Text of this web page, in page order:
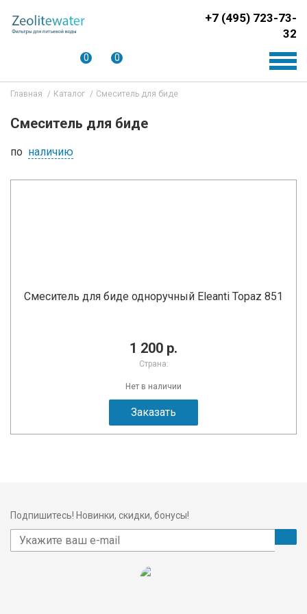
+7 (495) 723-73-
32
0 0
Главная Каталог Смеситель для биде
Смеситель для биде
по наличию
Смеситель для биде одноручный Eleanti Topaz 851
1 200 р.
Страна:
Нет в наличии
Заказать
Подпишитесь! Новинки, скидки, бонусы!